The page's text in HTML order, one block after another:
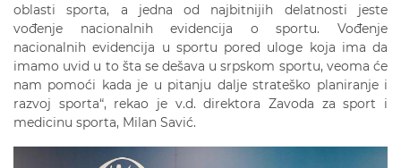
oblasti sporta, a jedna od najbitnijih delatnosti jeste
vođenje nacionalnih evidencija o sportu. Vođenje
nacionalnih evidencija u sportu pored uloge koja ima da
imamo uvid u to šta se dešava u srpskom sportu, veoma će
nam pomoći kada je u pitanju dalje strateško planiranje i
razvoj sporta“, rekao je v.d. direktora Zavoda za sport i
medicinu sporta, Milan Savić.